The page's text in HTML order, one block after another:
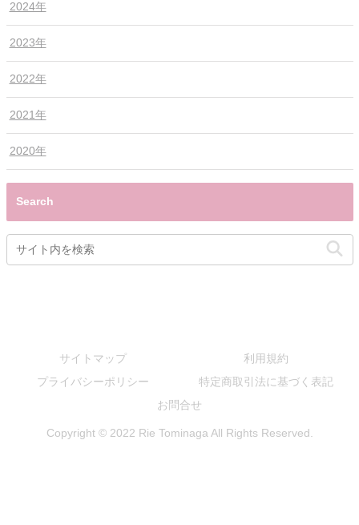
2024年
2023年
2022年
2021年
2020年
Search
サイトマップ
利用規約
プライバシーポリシー
特定商取引法に基づく表記
お問合せ
Copyright © 2022 Rie Tominaga All Rights Reserved.